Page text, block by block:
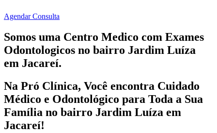
Agendar Consulta
Somos uma Centro Medico com Exames
Odontologicos no bairro Jardim Luíza
em Jacareí.
Na Pró Clínica, Você encontra Cuidado
Médico e Odontológico para Toda a Sua
Família no bairro Jardim Luíza em
Jacareí!